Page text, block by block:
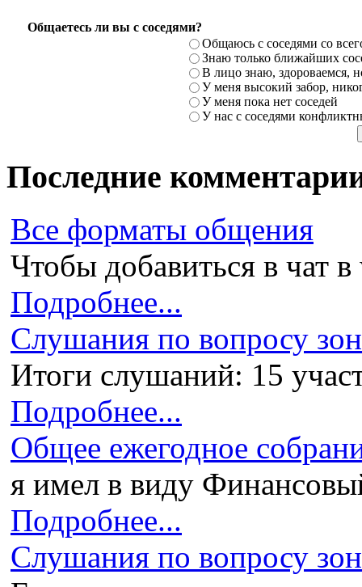
Общаетесь ли вы с соседями?
Общаюсь с соседями со
Знаю только ближайших
В лицо знаю, здороваемся,
У меня высокий забор,
У меня пока нет соседей
У нас с соседями
Последние
Все форматы общения
Чтобы добавиться в чат
Подробнее...
Слушания по вопросу
Итоги слушаний: 15
Подробнее...
Общее ежегодное
я имел в виду
Подробнее...
Слушания по вопросу